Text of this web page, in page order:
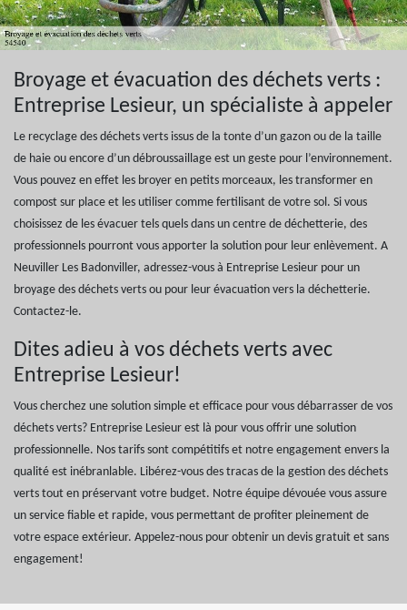
Broyage et évacuation des déchets verts :
Entreprise Lesieur, un spécialiste à appeler
Le recyclage des déchets verts issus de la tonte d’un gazon ou de la taille
de haie ou encore d’un débroussaillage est un geste pour l’environnement.
Vous pouvez en effet les broyer en petits morceaux, les transformer en
compost sur place et les utiliser comme fertilisant de votre sol. Si vous
choisissez de les évacuer tels quels dans un centre de déchetterie, des
professionnels pourront vous apporter la solution pour leur enlèvement. A
Neuviller Les Badonviller, adressez-vous à Entreprise Lesieur pour un
broyage des déchets verts ou pour leur évacuation vers la déchetterie.
Contactez-le.
Dites adieu à vos déchets verts avec
Entreprise Lesieur!
Vous cherchez une solution simple et efficace pour vous débarrasser de vos
déchets verts? Entreprise Lesieur est là pour vous offrir une solution
professionnelle. Nos tarifs sont compétitifs et notre engagement envers la
qualité est inébranlable. Libérez-vous des tracas de la gestion des déchets
verts tout en préservant votre budget. Notre équipe dévouée vous assure
un service fiable et rapide, vous permettant de profiter pleinement de
votre espace extérieur. Appelez-nous pour obtenir un devis gratuit et sans
engagement!